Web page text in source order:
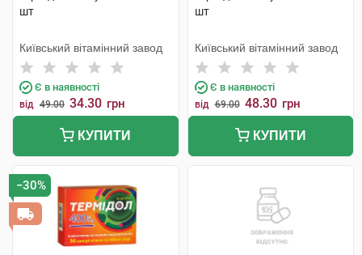
шт
Київський вітамінний завод
Є в наявності
від 49.00 34.30 грн
КУПИТИ
шт
Київський вітамінний завод
Є в наявності
від 69.00 48.30 грн
КУПИТИ
−30%